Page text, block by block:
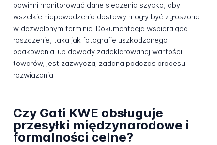
powinni monitorować dane śledzenia szybko, aby
wszelkie niepowodzenia dostawy mogły być zgłoszone
w dozwolonym terminie. Dokumentacja wspierająca
roszczenie, taka jak fotografie uszkodzonego
opakowania lub dowody zadeklarowanej wartości
towarów, jest zazwyczaj żądana podczas procesu
rozwiązania.
Czy Gati KWE obsługuje
przesyłki międzynarodowe i
formalności celne?